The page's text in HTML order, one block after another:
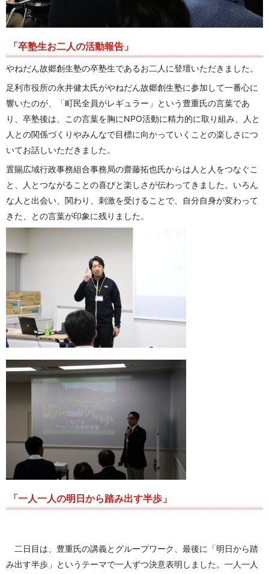
「卒塾生お二人の活動報告」
やねだん故郷創生塾の卒塾生であるお二人に登壇いただきました。
足利市役所の永井健太氏がやねだん故郷創生塾に参加して一番心に
響いたのが、「町民全員がレギュラー」という豊重氏の言葉であ
り、卒塾後は、この言葉を胸にNPO活動に精力的に取り組み、人と
人との関係づくりやみんなで目標に向かっていくことの楽しさにつ
いてお話しいただきました。
置賜広域行政事務組合事務局の齋藤拓也氏からは人と人をつなぐこ
と、人とつながることの喜びと楽しさが伝わってきました。いろん
な人と出会い、関わり、刺激を受けることで、自分自身が変わって
きた、との言葉が印象に残りました。
「一人一人の明日から踏み出す半歩」
二日目は、豊重氏の講義とグループワーク、最後に「明日から踏
み出す半歩」というテーマで一人ずつ決意表明しました。一人一人